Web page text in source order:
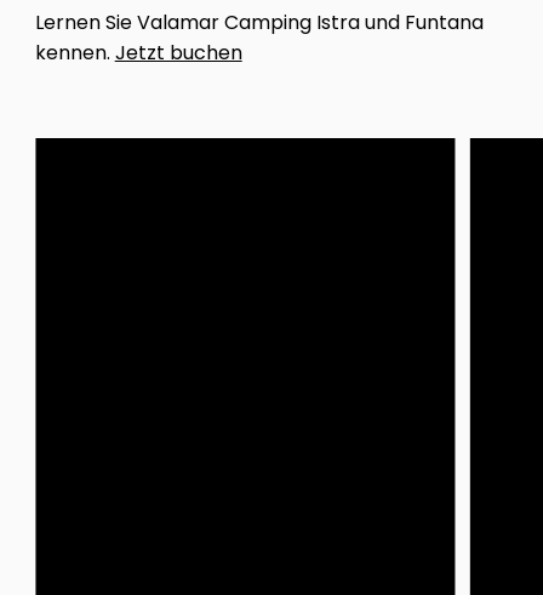
Lernen Sie Valamar Camping Istra und Funtana
kennen. Jetzt buchen